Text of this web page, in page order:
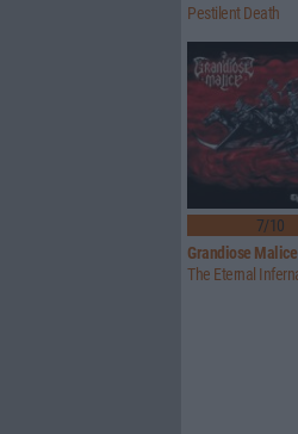
Pestilent Death
7/10
Grandiose Malice